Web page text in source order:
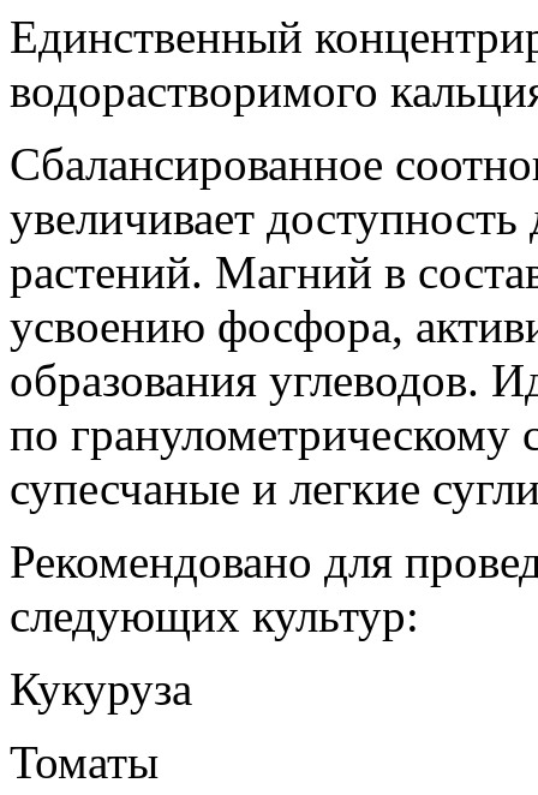
Единственный
водорастворимого
Сбалансированное
увеличивает
растений. Магний в
усвоению фосфора,
образования углеводов.
по гранулометрическому
супесчаные и легкие
Рекомендовано для
следующих культур:
Кукуруза
Томаты